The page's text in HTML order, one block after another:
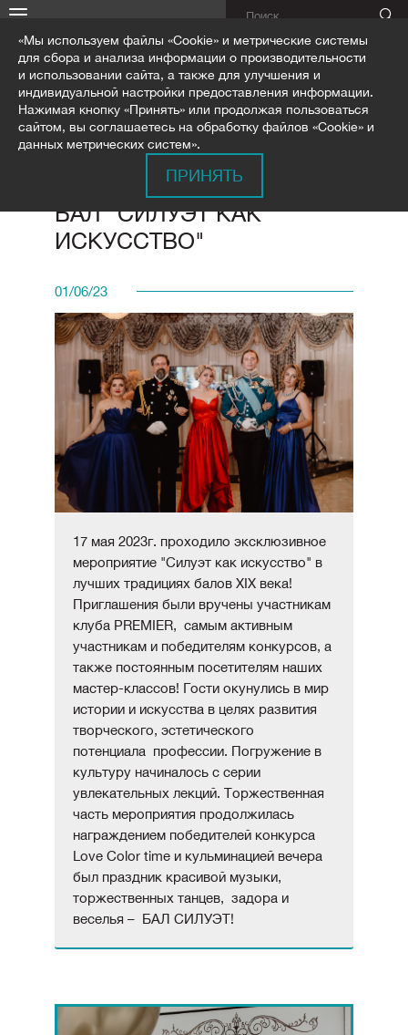
ГЛАВНАЯ ОБУЧЕНИЕ ФОТООТЧЕТЫ
БАЛ "СИЛУЭТ КАК
ИСКУССТВО"
01/06/23
17 мая 2023г. проходило эксклюзивное
мероприятие "Силуэт как искусство" в
лучших традициях балов XIX века!
Приглашения были вручены участникам
клуба PREMIER, самым активным
участникам и победителям конкурсов, а
также постоянным посетителям наших
мастер-классов! Гости окунулись в мир
истории и искусства в целях развития
творческого, эстетического
потенциала профессии. Погружение в
культуру начиналось с серии
увлекательных лекций. Торжественная
часть мероприятия продолжилась
награждением победителей конкурса
Love Color time и кульминацией вечера
был праздник красивой музыки,
торжественных танцев, задора и
веселья – БАЛ СИЛУЭТ!
«Мы используем файлы «Cookie» и метрические системы
для сбора и анализа информации о производительности
и использовании сайта, а также для улучшения и
индивидуальной настройки предоставления информации.
Нажимая кнопку «Принять» или продолжая пользоваться
сайтом, вы соглашаетесь на обработку файлов «Cookie» и
данных метрических систем».
ПРИНЯТЬ